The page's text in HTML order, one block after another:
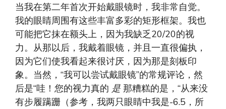
当我在第二年首次开始戴眼镜时，我非常自觉。
我的眼睛周围有这些丰富多彩的矩形框架。我也
可能把它抹在额头上，因为我缺乏20/20的视
力。从那以后，我戴着眼镜，并且一直很偏执，
因为它们使我看起来很讨厌，因为那是刻板印
象。当然，“我可以尝试戴眼镜”的常规评论，然
后是“哇！您的视力真的 是 那糟糕的是，“从来没
有步履蹒跚（参考，我两只眼睛中我是-6.5，所